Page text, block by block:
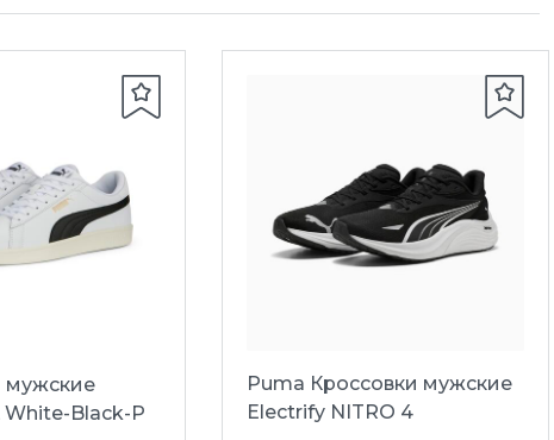
мужские
White-Black-P
Puma Кроссовки мужские
Electrify NITRO 4